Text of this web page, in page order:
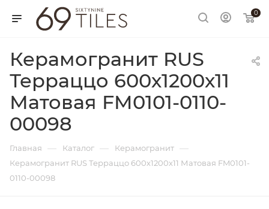
0
Керамогранит RUS
Терраццо 600х1200х11
Матовая FM0101-0110-
00098
Главная — Каталог — Керамогранит —
Керамогранит RUS Терраццо 600х1200х11 Матовая FM0101-
0110-00098